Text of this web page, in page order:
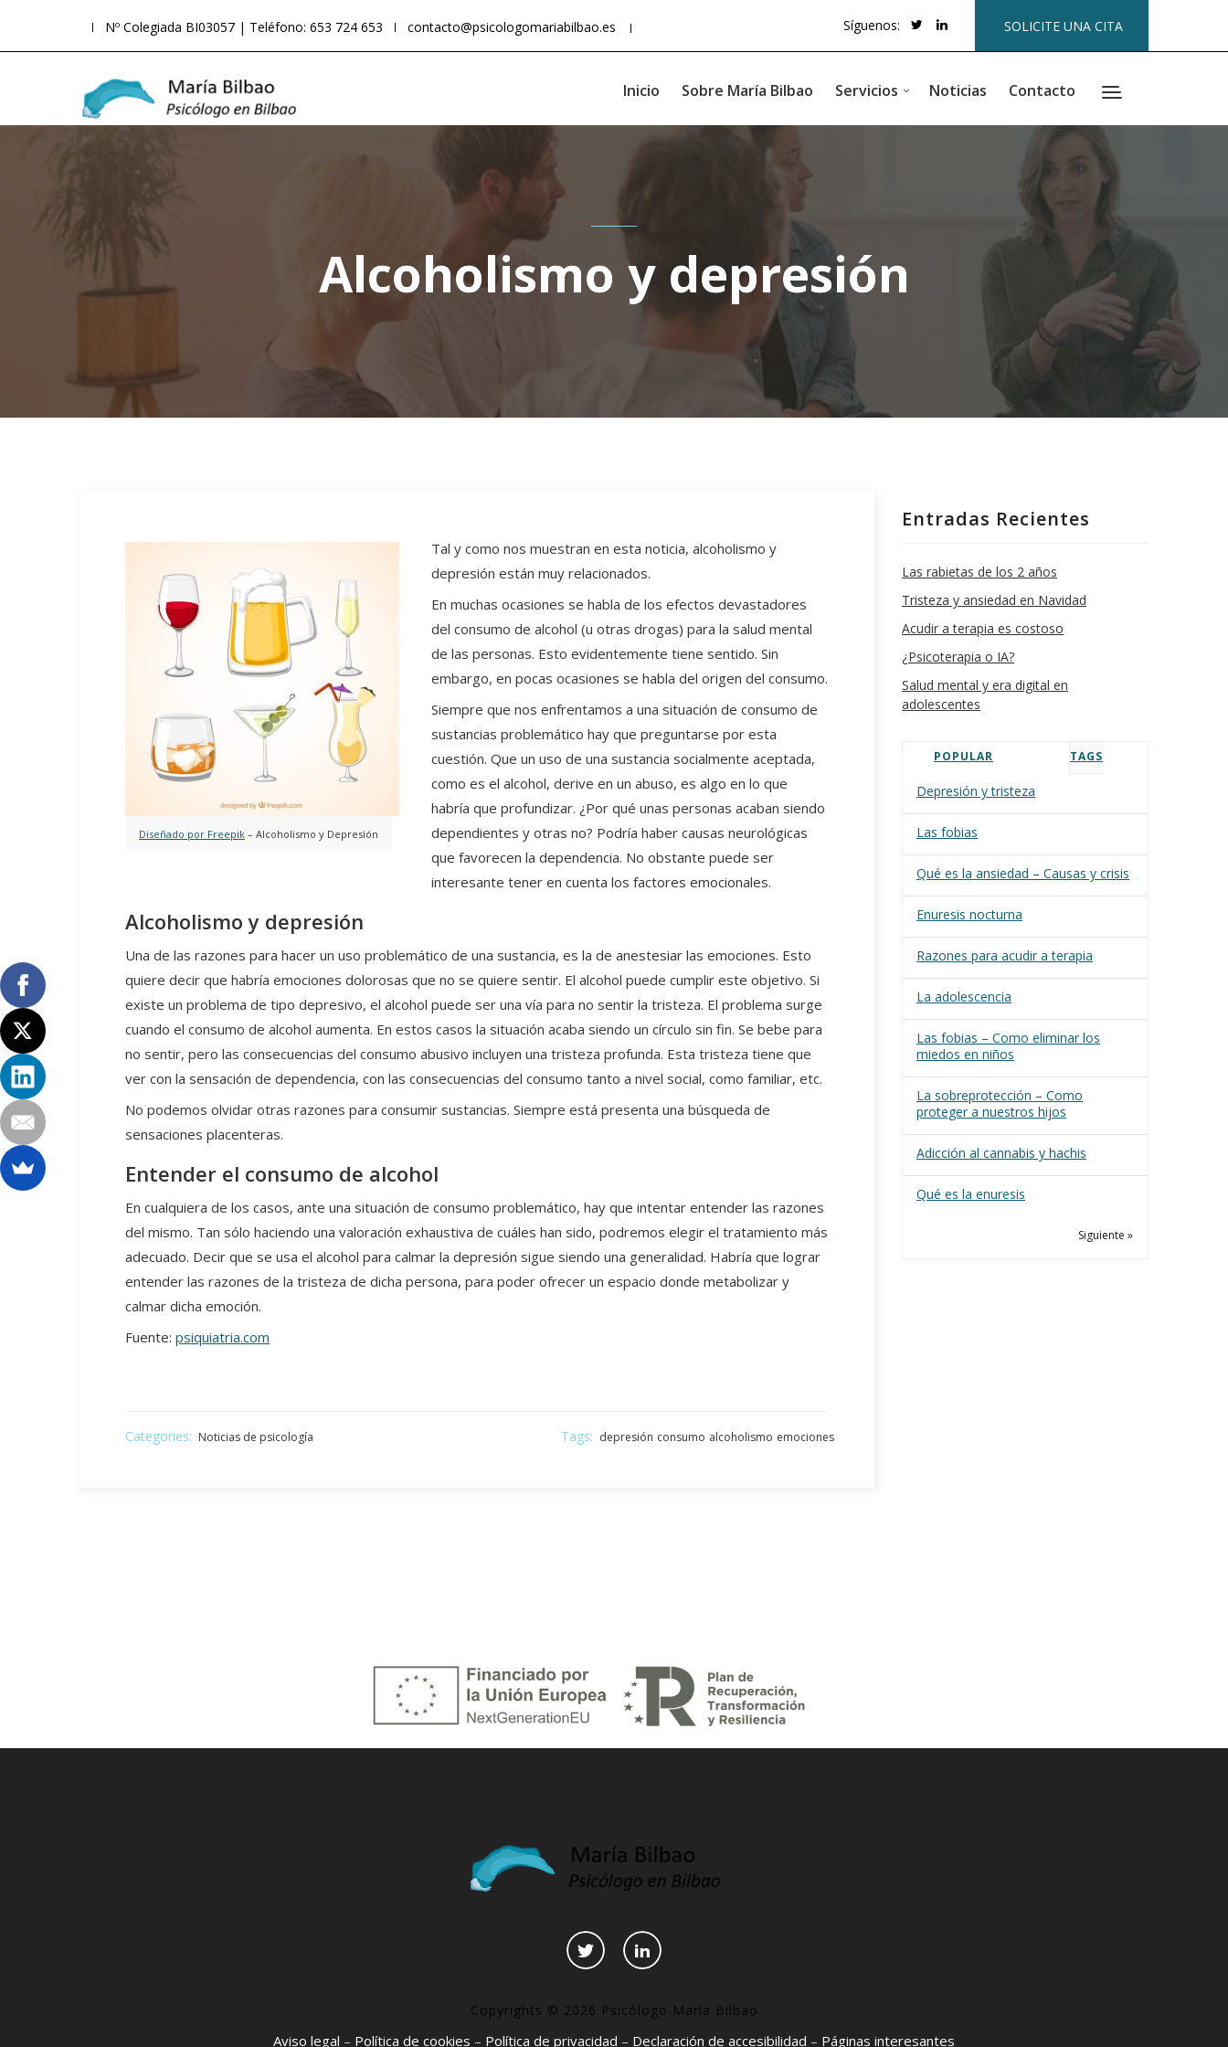
Nº Colegiada BI03057 | Teléfono: 653 724 653 contacto@psicologomariabilbao.es SOLICITE UNA CITA
Síguenos:
Inicio Sobre María Bilbao Servicios Noticias Contacto
Alcoholismo y depresión
Diseñado por Freepik – Alcoholismo y Depresión
Tal y como nos muestran en esta noticia, alcoholismo y
depresión están muy relacionados.
En muchas ocasiones se habla de los efectos devastadores
del consumo de alcohol (u otras drogas) para la salud mental
de las personas. Esto evidentemente tiene sentido. Sin
embargo, en pocas ocasiones se habla del origen del consumo.
Siempre que nos enfrentamos a una situación de consumo de
sustancias problemático hay que preguntarse por esta
cuestión. Que un uso de una sustancia socialmente aceptada,
como es el alcohol, derive en un abuso, es algo en lo que
habría que profundizar. ¿Por qué unas personas acaban siendo
dependientes y otras no? Podría haber causas neurológicas
que favorecen la dependencia. No obstante puede ser
interesante tener en cuenta los factores emocionales.
Alcoholismo y depresión
Una de las razones para hacer un uso problemático de una sustancia, es la de anestesiar las emociones. Esto
quiere decir que habría emociones dolorosas que no se quiere sentir. El alcohol puede cumplir este objetivo. Si
existe un problema de tipo depresivo, el alcohol puede ser una vía para no sentir la tristeza. El problema surge
cuando el consumo de alcohol aumenta. En estos casos la situación acaba siendo un círculo sin fin. Se bebe para
no sentir, pero las consecuencias del consumo abusivo incluyen una tristeza profunda. Esta tristeza tiene que
ver con la sensación de dependencia, con las consecuencias del consumo tanto a nivel social, como familiar, etc.
No podemos olvidar otras razones para consumir sustancias. Siempre está presenta una búsqueda de
sensaciones placenteras.
Entender el consumo de alcohol
En cualquiera de los casos, ante una situación de consumo problemático, hay que intentar entender las razones
del mismo. Tan sólo haciendo una valoración exhaustiva de cuáles han sido, podremos elegir el tratamiento más
adecuado. Decir que se usa el alcohol para calmar la depresión sigue siendo una generalidad. Habría que lograr
entender las razones de la tristeza de dicha persona, para poder ofrecer un espacio donde metabolizar y
calmar dicha emoción.
Fuente: psiquiatria.com
Categories: Noticias de psicología Tags: depresión consumo alcoholismo emociones
Entradas Recientes
Las rabietas de los 2 años
Tristeza y ansiedad en Navidad
Acudir a terapia es costoso
¿Psicoterapia o IA?
Salud mental y era digital en
adolescentes
POPULAR TAGS
Depresión y tristeza
Las fobias
Qué es la ansiedad – Causas y crisis
Enuresis nocturna
Razones para acudir a terapia
La adolescencia
Las fobias – Como eliminar los
miedos en niños
La sobreprotección – Como
proteger a nuestros hijos
Adicción al cannabis y hachis
Qué es la enuresis
Siguiente »
Copyrights © 2026 Psicólogo María Bilbao
Aviso legal – Política de cookies – Política de privacidad – Declaración de accesibilidad – Páginas interesantes